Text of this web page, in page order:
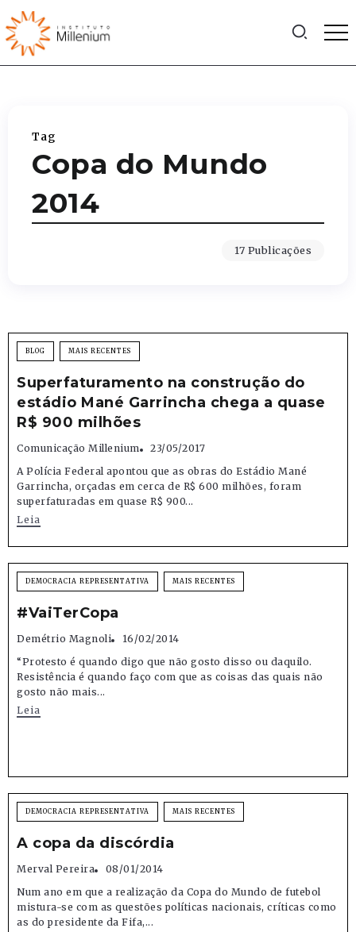
Tag
Copa do Mundo
2014
17 Publicações
BLOG MAIS RECENTES
Superfaturamento na construção do
estádio Mané Garrincha chega a quase
R$ 900 milhões
Comunicação Millenium
23/05/2017
A Polícia Federal apontou que as obras do Estádio Mané
Garrincha, orçadas em cerca de R$ 600 milhões, foram
superfaturadas em quase R$ 900...
Leia
DEMOCRACIA REPRESENTATIVA MAIS RECENTES
#VaiTerCopa
Demétrio Magnoli
16/02/2014
“Protesto é quando digo que não gosto disso ou daquilo.
Resistência é quando faço com que as coisas das quais não
gosto não mais...
Leia
DEMOCRACIA REPRESENTATIVA MAIS RECENTES
A copa da discórdia
Merval Pereira
08/01/2014
Num ano em que a realização da Copa do Mundo de futebol
mistura-se com as questões políticas nacionais, críticas como
as do presidente da Fifa,...